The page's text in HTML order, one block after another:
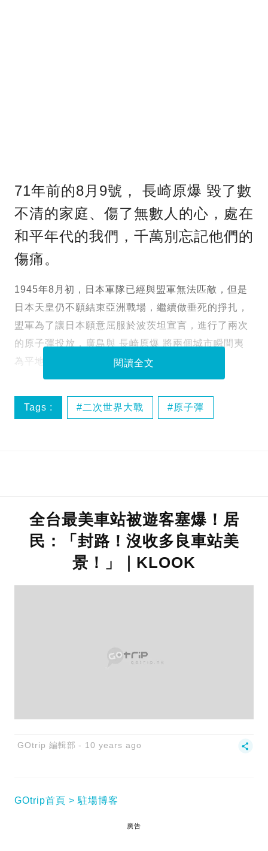
71年前的8月9號， 長崎原爆 毀了數
不清的家庭、傷了無數人的心，處在
和平年代的我們，千萬別忘記他們的
傷痛。
1945年8月初，日本軍隊已經與盟軍無法匹敵，但是
日本天皇仍不願結束亞洲戰場，繼續做垂死的掙扎，
盟軍為了讓日本願意屈服於波茨坦宣言，進行了兩次
的原子彈投放，廣島與 長崎原爆 將兩個城市瞬間夷
為平地，如此慘痛的經驗，希望不要再次上演。
閱讀全文
Tags : 二次世界大戰 原子彈
全台最美車站被遊客塞爆！居
民：「封路！沒收多良車站美
景！」｜KLOOK
GOtrip 編輯部 10 years ago
GOtrip首頁 駐場博客
廣告